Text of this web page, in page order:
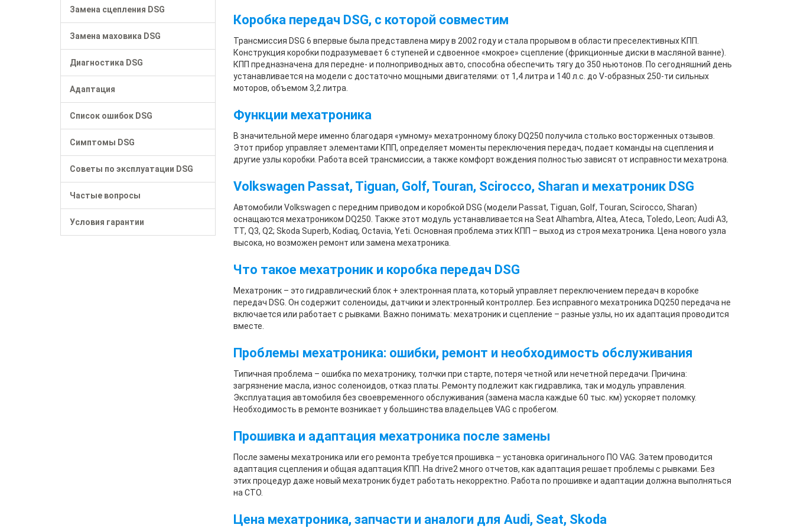
Замена сцепления DSG
Замена маховика DSG
Диагностика DSG
Адаптация
Список ошибок DSG
Симптомы DSG
Советы по эксплуатации DSG
Частые вопросы
Условия гарантии
Коробка передач DSG, с которой совместим
Трансмиссия DSG 6 впервые была представлена миру в 2002 году и стала прорывом в области преселективных КПП.
Конструкция коробки подразумевает 6 ступеней и сдвоенное «мокрое» сцепление (фрикционные диски в масляной ванне).
КПП предназначена для передне- и полноприводных авто, способна обеспечить тягу до 350 ньютонов. По сегодняшний день
устанавливается на модели с достаточно мощными двигателями: от 1,4 литра и 140 л.с. до V-образных 250-ти сильных
моторов, объемом 3,2 литра.
Функции мехатроника
В значительной мере именно благодаря «умному» мехатронному блоку DQ250 получила столько восторженных отзывов.
Этот прибор управляет элементами КПП, определяет моменты переключения передач, подает команды на сцепления и
другие узлы коробки. Работа всей трансмиссии, а также комфорт вождения полностью зависят от исправности мехатрона.
Volkswagen Passat, Tiguan, Golf, Touran, Scirocco, Sharan и мехатроник DSG
Автомобили Volkswagen с передним приводом и коробкой DSG (модели Passat, Tiguan, Golf, Touran, Scirocco, Sharan)
оснащаются мехатроником DQ250. Также этот модуль устанавливается на Seat Alhambra, Altea, Ateca, Toledo, Leon; Audi A3,
TT, Q3, Q2; Skoda Superb, Kodiaq, Octavia, Yeti. Основная проблема этих КПП – выход из строя мехатроника. Цена нового узла
высока, но возможен ремонт или замена мехатроника.
Что такое мехатроник и коробка передач DSG
Мехатроник – это гидравлический блок + электронная плата, который управляет переключением передач в коробке
передач DSG. Он содержит соленоиды, датчики и электронный контроллер. Без исправного мехатроника DQ250 передача не
включается или работает с рывками. Важно понимать: мехатроник и сцепление – разные узлы, но их адаптация проводится
вместе.
Проблемы мехатроника: ошибки, ремонт и необходимость обслуживания
Типичная проблема – ошибка по мехатронику, толчки при старте, потеря четной или нечетной передачи. Причина:
загрязнение масла, износ соленоидов, отказ платы. Ремонту подлежит как гидравлика, так и модуль управления.
Эксплуатация автомобиля без своевременного обслуживания (замена масла каждые 60 тыс. км) ускоряет поломку.
Необходимость в ремонте возникает у большинства владельцев VAG с пробегом.
Прошивка и адаптация мехатроника после замены
После замены мехатроника или его ремонта требуется прошивка – установка оригинального ПО VAG. Затем проводится
адаптация сцепления и общая адаптация КПП. На drive2 много отчетов, как адаптация решает проблемы с рывками. Без
этих процедур даже новый мехатроник будет работать некорректно. Работа по прошивке и адаптации должна выполняться
на СТО.
Цена мехатроника, запчасти и аналоги для Audi, Seat, Skoda